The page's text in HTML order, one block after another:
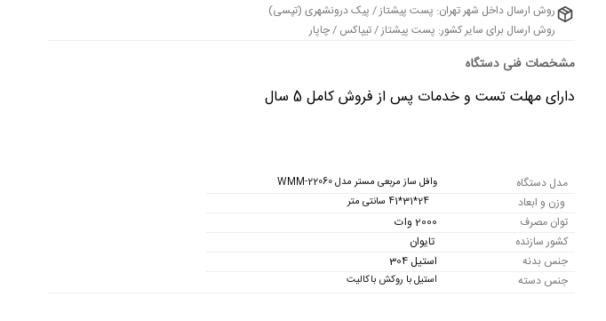
روش ارسال داخل شهر تهران: پست پیشتاز / پیک درونشهری (تپسی)
روش ارسال برای سایر کشور: پست پیشتاز / تیپاکس / چاپار
دارای مهلت تست و خدمات پس از فروش کامل 5 سال
مدل دستگاه وافل ساز مربعی مستر مدل WMM-22060
وزن و ابعاد 24*31*41 سانتی متر
توان مصرف
2000 وات
کشور سازنده
تایوان
جنس بدنه
استیل 304
جنس دسته
استیل با روکش باکالیت